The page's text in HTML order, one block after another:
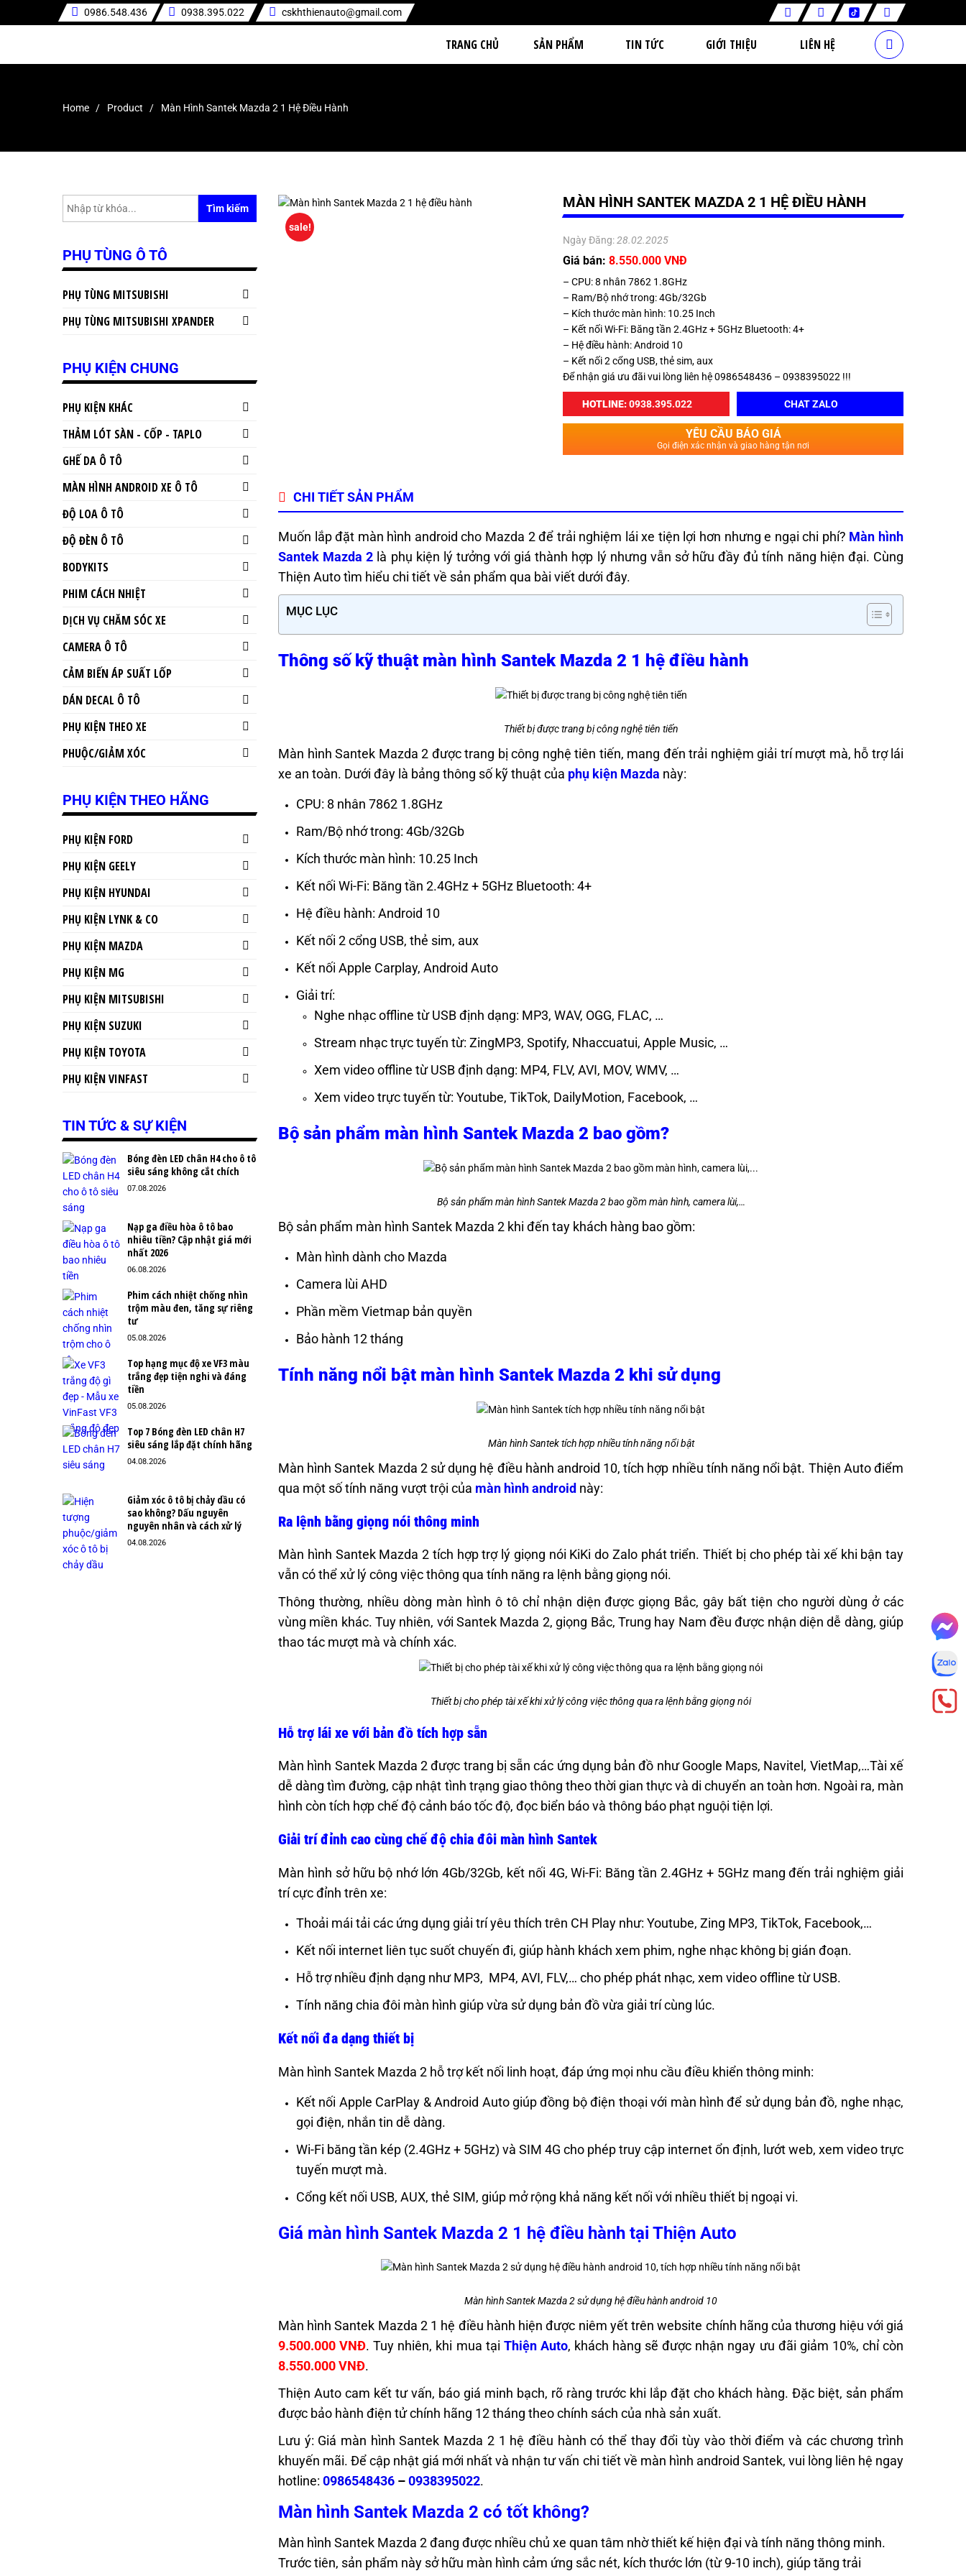
0986.548.436 0938.395.022 cskhthienauto@gmail.com
TRANG CHỦ SẢN PHẨM TIN TỨC GIỚI THIỆU LIÊN HỆ
Home Product Màn Hình Santek Mazda 2 1 Hệ Điều Hành
sale!
MÀN HÌNH SANTEK MAZDA 2 1 HỆ ĐIỀU HÀNH
Ngày Đăng: 28.02.2025
Giá bán:8.550.000 VNĐ
– CPU: 8 nhân 7862 1.8GHz
– Ram/Bộ nhớ trong: 4Gb/32Gb
– Kích thước màn hình: 10.25 Inch
– Kết nối Wi-Fi: Băng tần 2.4GHz + 5GHz Bluetooth: 4+
– Hệ điều hành: Android 10
– Kết nối 2 cổng USB, thẻ sim, aux
Để nhận giá ưu đãi vui lòng liên hệ 0986548436 – 0938395022 !!!
HOTLINE:0938.395.022 CHAT ZALO
YÊU CẦU BÁO GIÁ
Gọi điện xác nhận và giao hàng tận nơi
CHI TIẾT SẢN PHẨM
Muốn lắp đặt màn hình android cho Mazda 2 để trải nghiệm lái xe tiện lợi hơn nhưng e ngại chi phí? Màn hình
Santek Mazda 2 là phụ kiện lý tưởng với giá thành hợp lý nhưng vẫn sở hữu đầy đủ tính năng hiện đại. Cùng
Thiện Auto tìm hiểu chi tiết về sản phẩm qua bài viết dưới đây.
MỤC LỤC
Thông số kỹ thuật màn hình Santek Mazda 2 1 hệ điều hành
Thiết bị được trang bị công nghệ tiên tiến
Màn hình Santek Mazda 2 được trang bị công nghệ tiên tiến, mang đến trải nghiệm giải trí mượt mà, hỗ trợ lái
xe an toàn. Dưới đây là bảng thông số kỹ thuật của phụ kiện Mazda này:
CPU: 8 nhân 7862 1.8GHz
Ram/Bộ nhớ trong: 4Gb/32Gb
Kích thước màn hình: 10.25 Inch
Kết nối Wi-Fi: Băng tần 2.4GHz + 5GHz Bluetooth: 4+
Hệ điều hành: Android 10
Kết nối 2 cổng USB, thẻ sim, aux
Kết nối Apple Carplay, Android Auto
Giải trí:
Nghe nhạc offline từ USB định dạng: MP3, WAV, OGG, FLAC, …
Stream nhạc trực tuyến từ: ZingMP3, Spotify, Nhaccuatui, Apple Music, …
Xem video offline từ USB định dạng: MP4, FLV, AVI, MOV, WMV, …
Xem video trực tuyến từ: Youtube, TikTok, DailyMotion, Facebook, …
Bộ sản phẩm màn hình Santek Mazda 2 bao gồm?
Bộ sản phẩm màn hình Santek Mazda 2 bao gồm màn hình, camera lùi,…
Bộ sản phẩm màn hình Santek Mazda 2 khi đến tay khách hàng bao gồm:
Màn hình dành cho Mazda
Camera lùi AHD
Phần mềm Vietmap bản quyền
Bảo hành 12 tháng
Tính năng nổi bật màn hình Santek Mazda 2 khi sử dụng
Màn hình Santek tích hợp nhiều tính năng nổi bật
Màn hình Santek Mazda 2 sử dụng hệ điều hành android 10, tích hợp nhiều tính năng nổi bật. Thiện Auto điểm
qua một số tính năng vượt trội của màn hình android này:
Ra lệnh bằng giọng nói thông minh
Màn hình Santek Mazda 2 tích hợp trợ lý giọng nói KiKi do Zalo phát triển. Thiết bị cho phép tài xế khi bận tay
vẫn có thể xử lý công việc thông qua tính năng ra lệnh bằng giọng nói.
Thông thường, nhiều dòng màn hình ô tô chỉ nhận diện được giọng Bắc, gây bất tiện cho người dùng ở các
vùng miền khác. Tuy nhiên, với Santek Mazda 2, giọng Bắc, Trung hay Nam đều được nhận diện dễ dàng, giúp
thao tác mượt mà và chính xác.
Thiết bị cho phép tài xế khi xử lý công việc thông qua ra lệnh bằng giọng nói
Hỗ trợ lái xe với bản đồ tích hợp sẵn
Màn hình Santek Mazda 2 được trang bị sẵn các ứng dụng bản đồ như Google Maps, Navitel, VietMap,…Tài xế
dễ dàng tìm đường, cập nhật tình trạng giao thông theo thời gian thực và di chuyển an toàn hơn. Ngoài ra, màn
hình còn tích hợp chế độ cảnh báo tốc độ, đọc biển báo và thông báo phạt nguội tiện lợi.
Giải trí đỉnh cao cùng chế độ chia đôi màn hình Santek
Màn hình sở hữu bộ nhớ lớn 4Gb/32Gb, kết nối 4G, Wi-Fi: Băng tần 2.4GHz + 5GHz mang đến trải nghiệm giải
trí cực đỉnh trên xe:
Thoải mái tải các ứng dụng giải trí yêu thích trên CH Play như: Youtube, Zing MP3, TikTok, Facebook,…
Kết nối internet liên tục suốt chuyến đi, giúp hành khách xem phim, nghe nhạc không bị gián đoạn.
Hỗ trợ nhiều định dạng như MP3, MP4, AVI, FLV,… cho phép phát nhạc, xem video offline từ USB.
Tính năng chia đôi màn hình giúp vừa sử dụng bản đồ vừa giải trí cùng lúc.
Kết nối đa dạng thiết bị
Màn hình Santek Mazda 2 hỗ trợ kết nối linh hoạt, đáp ứng mọi nhu cầu điều khiển thông minh:
Kết nối Apple CarPlay & Android Auto giúp đồng bộ điện thoại với màn hình để sử dụng bản đồ, nghe nhạc,
gọi điện, nhắn tin dễ dàng.
Wi-Fi băng tần kép (2.4GHz + 5GHz) và SIM 4G cho phép truy cập internet ổn định, lướt web, xem video trực
tuyến mượt mà.
Cổng kết nối USB, AUX, thẻ SIM, giúp mở rộng khả năng kết nối với nhiều thiết bị ngoại vi.
Giá màn hình Santek Mazda 2 1 hệ điều hành tại Thiện Auto
Màn hình Santek Mazda 2 sử dụng hệ điều hành android 10
Màn hình Santek Mazda 2 1 hệ điều hành hiện được niêm yết trên website chính hãng của thương hiệu với giá
9.500.000 VNĐ. Tuy nhiên, khi mua tại Thiện Auto, khách hàng sẽ được nhận ngay ưu đãi giảm 10%, chỉ còn
8.550.000 VNĐ.
Thiện Auto cam kết tư vấn, báo giá minh bạch, rõ ràng trước khi lắp đặt cho khách hàng. Đặc biệt, sản phẩm
được bảo hành điện tử chính hãng 12 tháng theo chính sách của nhà sản xuất.
Lưu ý: Giá màn hình Santek Mazda 2 1 hệ điều hành có thể thay đổi tùy vào thời điểm và các chương trình
khuyến mãi. Để cập nhật giá mới nhất và nhận tư vấn chi tiết về màn hình android Santek, vui lòng liên hệ ngay
hotline: 0986548436 –0938395022.
Màn hình Santek Mazda 2 có tốt không?
Màn hình Santek Mazda 2 đang được nhiều chủ xe quan tâm nhờ thiết kế hiện đại và tính năng thông minh.
Trước tiên, sản phẩm này sở hữu màn hình cảm ứng sắc nét, kích thước lớn (từ 9-10 inch), giúp tăng trải
Tìm kiếm
PHỤ TÙNG Ô TÔ
PHỤ TÙNG MITSUBISHI
PHỤ TÙNG MITSUBISHI XPANDER
PHỤ KIỆN CHUNG
PHỤ KIỆN KHÁC
THẢM LÓT SÀN - CỐP - TAPLO
GHẾ DA Ô TÔ
MÀN HÌNH ANDROID XE Ô TÔ
ĐỘ LOA Ô TÔ
ĐỘ ĐÈN Ô TÔ
BODYKITS
PHIM CÁCH NHIỆT
DỊCH VỤ CHĂM SÓC XE
CAMERA Ô TÔ
CẢM BIẾN ÁP SUẤT LỐP
DÁN DECAL Ô TÔ
PHỤ KIỆN THEO XE
PHUỘC/GIẢM XÓC
PHỤ KIỆN THEO HÃNG
PHỤ KIỆN FORD
PHỤ KIỆN GEELY
PHỤ KIỆN HYUNDAI
PHỤ KIỆN LYNK & CO
PHỤ KIỆN MAZDA
PHỤ KIỆN MG
PHỤ KIỆN MITSUBISHI
PHỤ KIỆN SUZUKI
PHỤ KIỆN TOYOTA
PHỤ KIỆN VINFAST
TIN TỨC & SỰ KIỆN
Bóng đèn LED chân H4 cho ô tô
siêu sáng không cắt chích
07.08.2026
Nạp ga điều hòa ô tô bao
nhiêu tiền? Cập nhật giá mới
nhất 2026
06.08.2026
Phim cách nhiệt chống nhìn
trộm màu đen, tăng sự riêng
tư
05.08.2026
Top hạng mục độ xe VF3 màu
trắng đẹp tiện nghi và đáng
tiền
05.08.2026
Top 7 Bóng đèn LED chân H7
siêu sáng lắp đặt chính hãng
04.08.2026
Giảm xóc ô tô bị chảy dầu có
sao không? Dấu nguyên
nguyên nhân và cách xử lý
04.08.2026